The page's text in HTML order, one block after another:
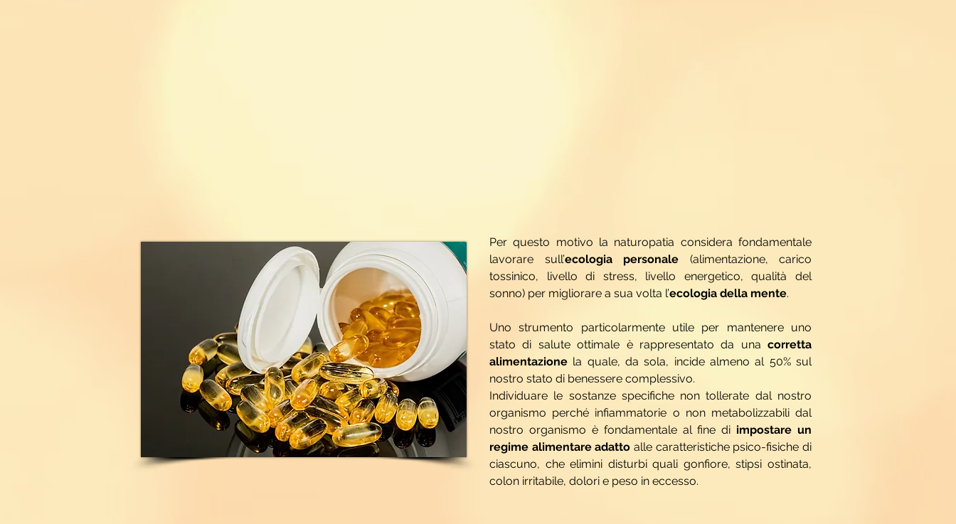
Per questo motivo la naturopatia considera fondamentale
lavorare sull’ecologia personale (alimentazione, carico
tossinico, livello di stress, livello energetico, qualità del
sonno) per migliorare a sua volta l’ecologia della mente.
Uno strumento particolarmente utile per mantenere uno
stato di salute ottimale è rappresentato da una corretta
alimentazione la quale, da sola, incide almeno al 50% sul
nostro stato di benessere complessivo.
Individuare le sostanze specifiche non tollerate dal nostro
organismo perché infiammatorie o non metabolizzabili dal
nostro organismo è fondamentale al fine di impostare un
regime alimentare adatto alle caratteristiche psico-fisiche di
ciascuno, che elimini disturbi quali gonfiore, stipsi ostinata,
colon irritabile, dolori e peso in eccesso.